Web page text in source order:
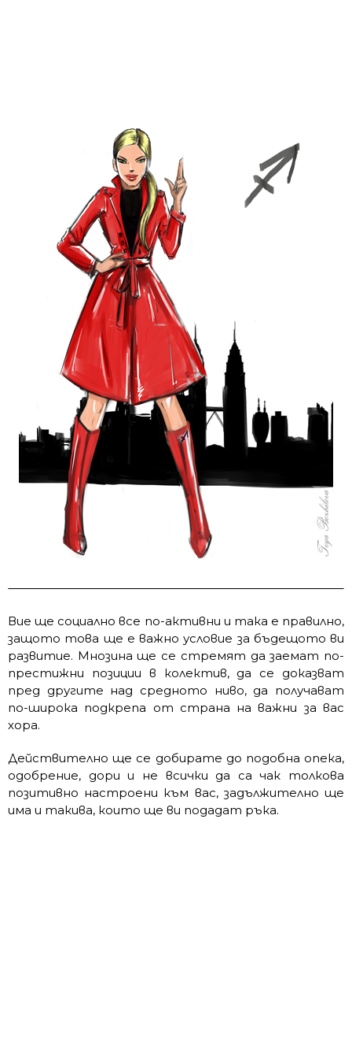
Вие ще социално все по-активни и така е правилно,
защото това ще е важно условие за бъдещото ви
развитие. Мнозина ще се стремят да заемат по-
престижни позиции в колектив, да се доказват
пред другите над средното ниво, да получават
по-широка подкрепа от страна на важни за вас
хора.
Действително ще се добирате до подобна опека,
одобрение, дори и не всички да са чак толкова
позитивно настроени към вас, задължително ще
има и такива, които ще ви подадат ръка.